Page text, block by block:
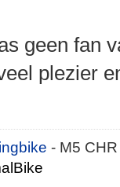
geen fan
plezier
- M5